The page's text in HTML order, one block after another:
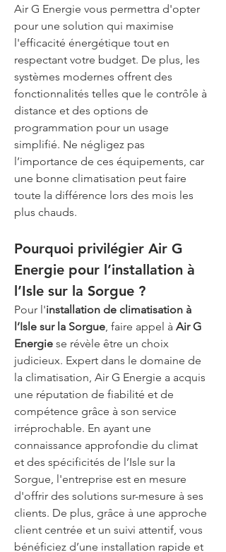
Air G Energie vous permettra d'opter
pour une solution qui maximise
l'efficacité énergétique tout en
respectant votre budget. De plus, les
systèmes modernes offrent des
fonctionnalités telles que le contrôle à
distance et des options de
programmation pour un usage
simplifié. Ne négligez pas
l’importance de ces équipements, car
une bonne climatisation peut faire
toute la différence lors des mois les
plus chauds.
Pourquoi privilégier Air G
Energie pour l’installation à
l’Isle sur la Sorgue ?
Pour l'installation de climatisation à
l’Isle sur la Sorgue, faire appel à Air G
Energie se révèle être un choix
judicieux. Expert dans le domaine de
la climatisation, Air G Energie a acquis
une réputation de fiabilité et de
compétence grâce à son service
irréprochable. En ayant une
connaissance approfondie du climat
et des spécificités de l’Isle sur la
Sorgue, l'entreprise est en mesure
d'offrir des solutions sur-mesure à ses
clients. De plus, grâce à une approche
client centrée et un suivi attentif, vous
bénéficiez d’une installation rapide et